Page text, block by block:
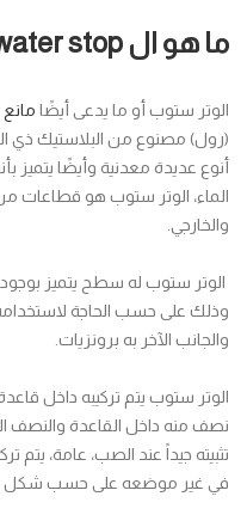
ما هو ال water stop
الوتر ستوب أو ما يدعى أيضًا
(رول) مصنوع من البلاستيك ذي
أنوع عديدة معدنية وأيضًا يتميز
الماء، الوتر ستوب هو قطاعات
والخارجي.
الوتر ستوب له سطح يتميز بوجود
وذلك على حسب الحاجة
والجانب الآخر به برونزيات.
الوتر ستوب يتم تركيبه داخل
نصف منه داخل القاعدة والنصف
تثبيته جيداً عند الصب، عامة،
في غير موضعه على حسب شكل